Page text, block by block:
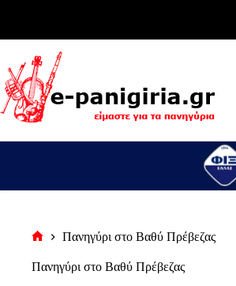
σελίδα
Πανηγύρι στο Βαθύ Πρέβεζας
Πανηγύρι στο Βαθύ Πρέβεζας